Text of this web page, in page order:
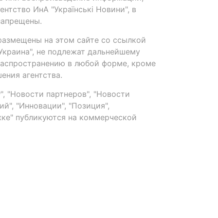
ИнА "Українські Новини", в
на этом сайте со ссылкой
не подлежат дальнейшему
в любой форме, кроме
агентства.
"Новости партнеров", "Новости
"Инновации", "Позиция",
публикуются на коммерческой